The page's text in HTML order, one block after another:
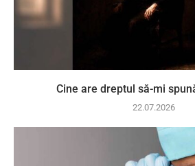
Cine are dreptul să-mi
22.07.2026